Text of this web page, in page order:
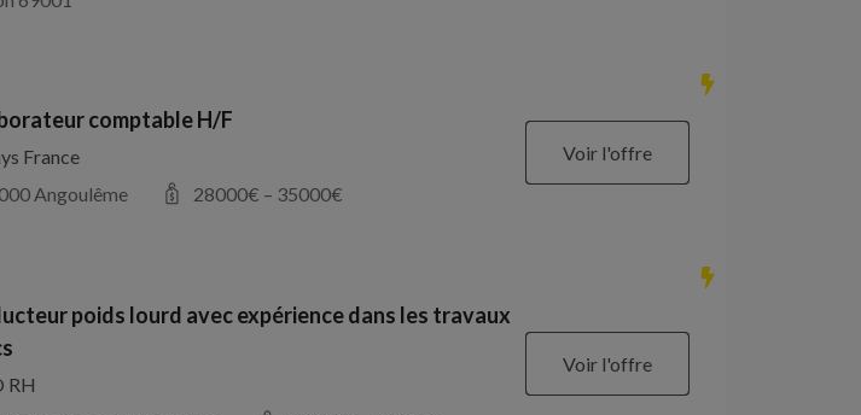
comptable H/F
France
Angoulême
28000€ – 35000€
Voir l'offre
poids lourd avec expérience dans les travaux
RH
Voir l'offre